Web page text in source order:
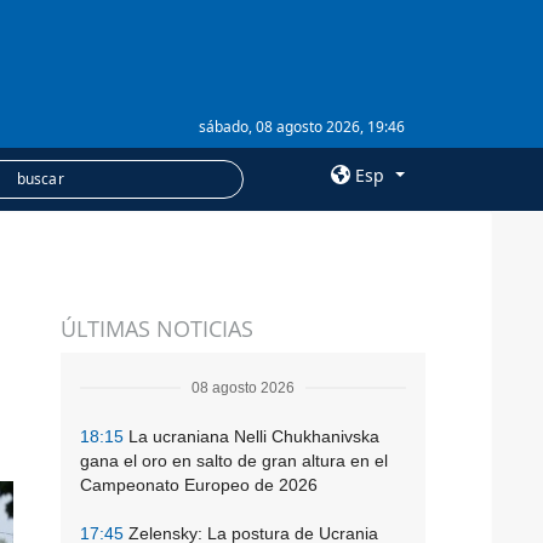
sábado, 08 agosto 2026, 19:46
Esp
Suscripción
ÚLTIMAS NOTICIAS
08 agosto 2026
18:15 La ucraniana Nelli Chukhanivska
gana el oro en salto de gran altura en el
Campeonato Europeo de 2026
17:45 Zelensky: La postura de Ucrania